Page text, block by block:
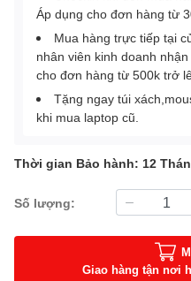
Áp dụng cho đơn hàng từ
Mua hàng trực tiếp tại
nhân viên kinh doanh
cho đơn hàng từ 500k trở
Tặng ngay túi
khi mua laptop cũ.
Thời gian Bảo hành: 12
Số lượng:
Giao hàng tận nơi